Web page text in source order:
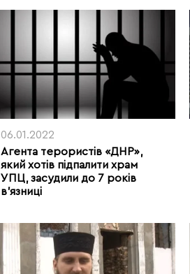
06.01.2022
Агента терористів «ДНР»,
який хотів підпалити храм
УПЦ, засудили до 7 років
в’язниці